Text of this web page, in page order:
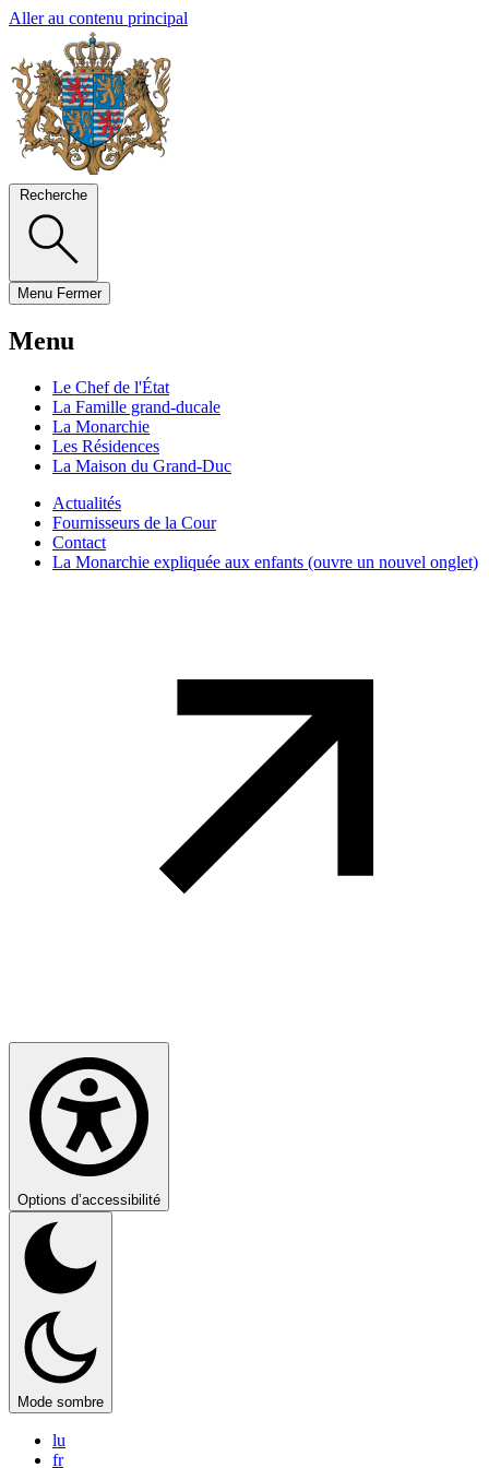
Aller au contenu principal
Recherche
Menu Fermer
Menu
Le Chef de l'État
La Famille grand-ducale
La Monarchie
Les Résidences
La Maison du Grand-Duc
Actualités
Fournisseurs de la Cour
Contact
La Monarchie expliquée aux enfants (ouvre un nouvel onglet)
Options d’accessibilité
Mode sombre
lu
fr